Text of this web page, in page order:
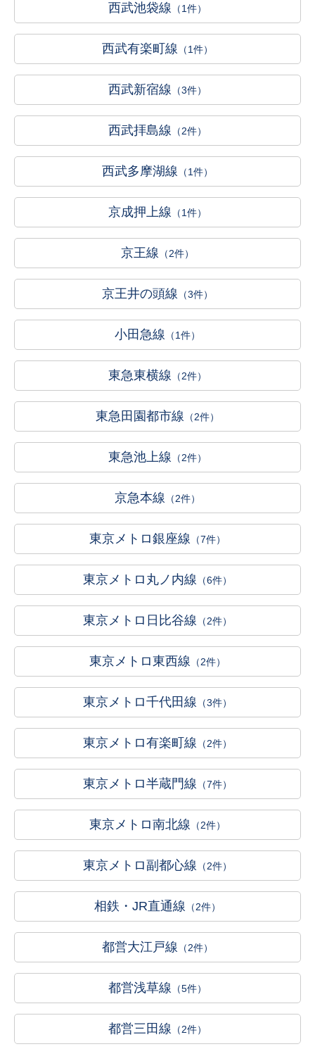
西武池袋線 （1件）
西武有楽町線 （1件）
西武新宿線 （3件）
西武拝島線 （2件）
西武多摩湖線 （1件）
京成押上線 （1件）
京王線 （2件）
京王井の頭線 （3件）
小田急線 （1件）
東急東横線 （2件）
東急田園都市線 （2件）
東急池上線 （2件）
京急本線 （2件）
東京メトロ銀座線 （7件）
東京メトロ丸ノ内線 （6件）
東京メトロ日比谷線 （2件）
東京メトロ東西線 （2件）
東京メトロ千代田線 （3件）
東京メトロ有楽町線 （2件）
東京メトロ半蔵門線 （7件）
東京メトロ南北線 （2件）
東京メトロ副都心線 （2件）
相鉄・JR直通線 （2件）
都営大江戸線 （2件）
都営浅草線 （5件）
都営三田線 （2件）